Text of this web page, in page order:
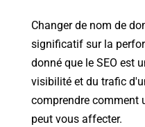
Changer de nom de
significatif sur la
donné que le SEO est
visibilité et du trafic
comprendre comment
peut vous affecter.